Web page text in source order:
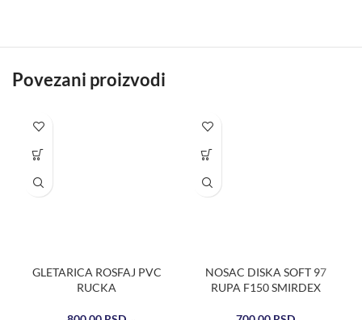
Povezani proizvodi
GLETARICA ROSFAJ PVC
RUCKA
NOSAC DISKA SOFT 97
RUPA F150 SMIRDEX